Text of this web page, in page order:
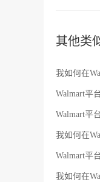
其他类
我如何在
Walmart平
Walmart平
我如何在
Walmart平
我如何在